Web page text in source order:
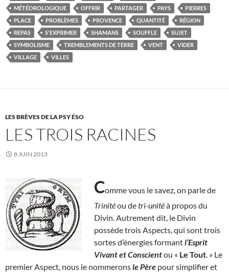
MÉTÉOROLOGIQUE
OFFRIR PARTAGER PAYS
PIERRES
PLACE
PROBLÈMES PROVENCE QUANTITÉ
RÉGION
REPAS
S'EXPRIMER SHAMANS SOUFFLE
SUJET
SYMBOLISME
TREMBLEMENTS DE TERRE VENT
VIDER
VILLAGE
VILLES
LES BRÈVES DE LA PSY ÉSO
LES TROIS RACINES
8 JUIN 2013
Comme vous le savez, on parle de
Trinitéou detri-unitéà propos du
Divin. Autrement dit, le Divin
possède trois Aspects, qui sont trois
sortes d’énergies formantl’Esprit
Vivant et Conscientou « Le Tout . » Le
premier Aspect, nous le nommeronsle Père pour simplifier et